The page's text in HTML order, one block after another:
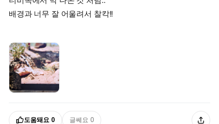
배경과 너무 잘 어울려서 찰칵!!
도움돼요 0 글쎄요 0